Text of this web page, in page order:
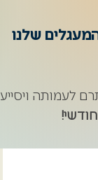
המעגלים שלנו
לעמותה ויסייע